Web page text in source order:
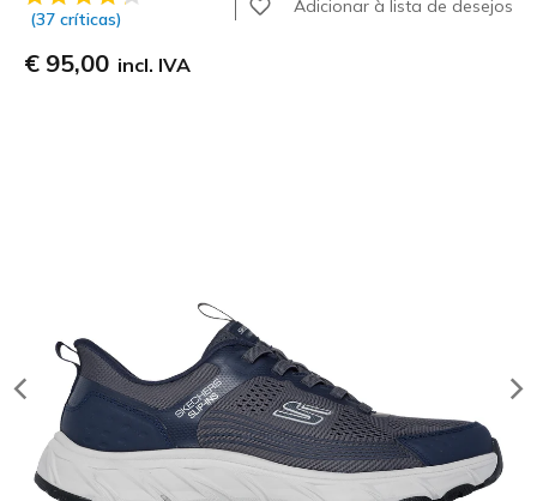
(37 críticas)
Adicionar à lista de desejos
€ 95,00 incl. IVA